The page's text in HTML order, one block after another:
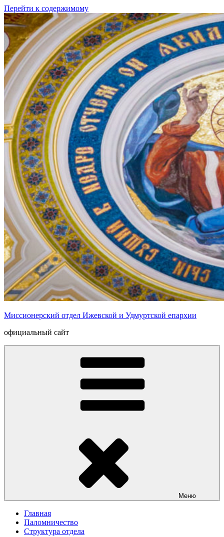
Перейти к содержимому
Миссионерский отдел Ижевской и Удмуртской епархии
официальный сайт
Меню
Главная
Паломничество
Структура отдела